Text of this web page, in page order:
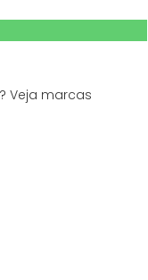
Veja marcas